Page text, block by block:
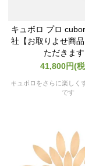
キュボロ プロ
社【お取りよせ商
ただきます
41,800円(
キュボロをさらに楽しく
です